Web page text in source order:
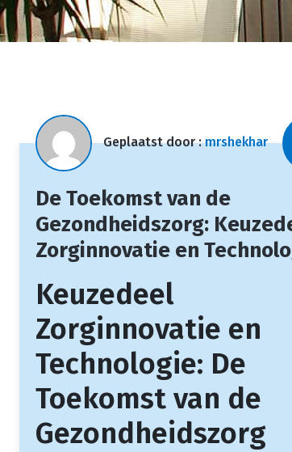
Geplaatst door :mrshekhar
De Toekomst van de
Gezondheidszorg:
Zorginnovatie en
Keuzedeel
Zorginnovatie en
Technologie: De
Toekomst van de
Gezondheidszorg